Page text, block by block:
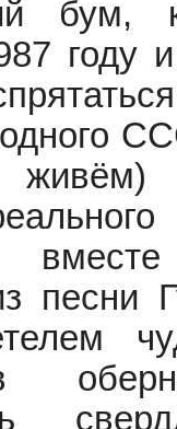
бум,
году
живём)